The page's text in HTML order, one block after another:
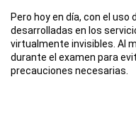
Pero hoy en día, con el
desarrolladas en los
virtualmente invisibles. Al
durante el examen para
precauciones necesarias.